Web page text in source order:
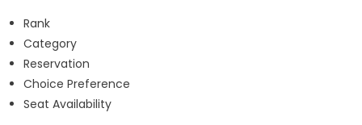
Rank
Category
Reservation
Choice Preference
Seat Availability